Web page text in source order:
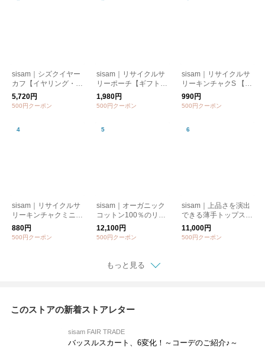
sisam｜シズクイヤー
カフ【イヤリング・ピ
アス】【フォーマル】
【ギフトおすすめ】
5,720円
500円クーポン
sisam｜リサイクルサ
リーポーチ【ギフトお
すすめ】【カラフル】
1,980円
500円クーポン
sisam｜リサイクルサ
リーキンチャクS 【ポ
ーチ】【巾着】【ギフ
トおすすめ】
990円
500円クーポン
sisam｜リサイクルサ
リーキンチャクミニ
【ポーチ】【巾着】
【ギフトおすすめ】
880円
500円クーポン
sisam｜オーガニック
コットン100％のリラ
ックスパンツ【ワイド
パンツ】【オーガニッ
12,100円
500円クーポン
sisam｜上品さを演出
できる薄手トップス
【速乾】【半袖シャ
ツ】【涼しい】 / SBス
11,000円
500円クーポン
もっと見る
このストアの新着ストアレター
sisam FAIR TRADE
バッスルスカート、6変化！～コーデのご紹介♪～